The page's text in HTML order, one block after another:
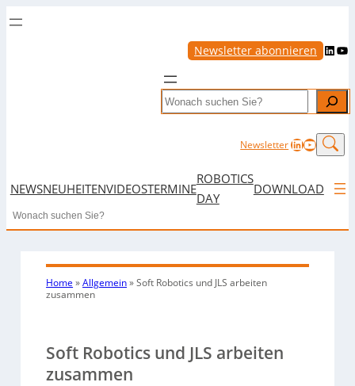
Newsletter abonnieren LinkedIn YouTube
Search
NewsletterLinkedIn
NEWSNEUHEITENVIDEOSTERMINE
ROBOTICS
DAY
DOWNLOAD
Search
Home »Allgemein»Soft Robotics und JLS arbeiten
zusammen
Soft Robotics und JLS arbeiten
zusammen